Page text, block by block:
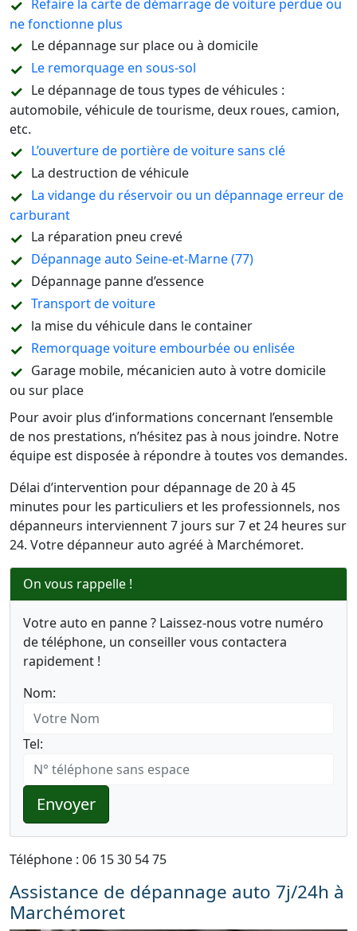
Refaire la carte de démarrage de voiture perdue ou
ne fonctionne plus
Le dépannage sur place ou à domicile
Le remorquage en sous-sol
Le dépannage de tous types de véhicules :
automobile, véhicule de tourisme, deux roues, camion,
etc.
L’ouverture de portière de voiture sans clé
La destruction de véhicule
La vidange du réservoir ou un dépannage erreur de
carburant
La réparation pneu crevé
Dépannage auto Seine-et-Marne (77)
Dépannage panne d’essence
Transport de voiture
la mise du véhicule dans le container
Remorquage voiture embourbée ou enlisée
Garage mobile, mécanicien auto à votre domicile
ou sur place
Pour avoir plus d’informations concernant l’ensemble
de nos prestations, n’hésitez pas à nous joindre. Notre
équipe est disposée à répondre à toutes vos demandes.
Délai d’intervention pour dépannage de 20 à 45
minutes pour les particuliers et les professionnels, nos
dépanneurs interviennent 7 jours sur 7 et 24 heures sur
24. Votre dépanneur auto agréé à Marchémoret.
On vous rappelle !
Votre auto en panne ? Laissez-nous votre numéro
de téléphone, un conseiller vous contactera
rapidement !
Nom:
Tel:
Envoyer
Téléphone : 06 15 30 54 75
Assistance de dépannage auto 7j/24h à
Marchémoret